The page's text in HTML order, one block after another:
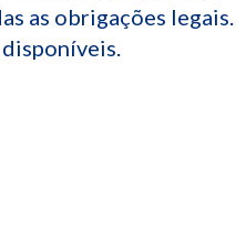
as obrigações legais.